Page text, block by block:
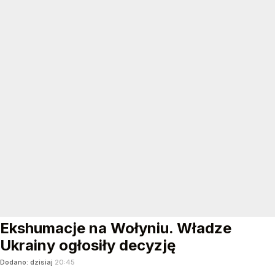
Ekshumacje na Wołyniu. Władze
Ukrainy ogłosiły decyzję
Dodano: dzisiaj 20:45